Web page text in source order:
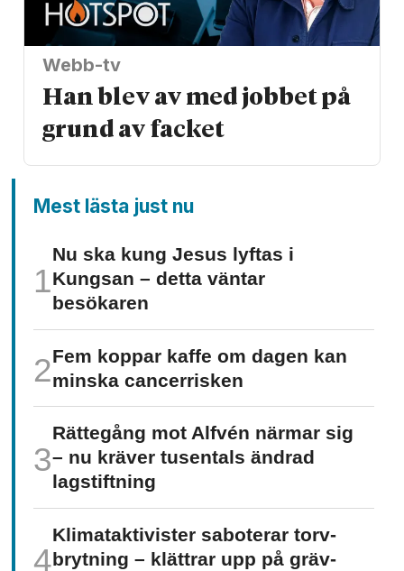
Webb-tv
Han blev av med jobbet på
grund av facket
Mest lästa just nu
Nu ska kung Jesus lyftas i
Kungsan – detta väntar
besökaren
Fem koppar kaffe om dagen kan
minska cancer­risken
Rättegång mot Alfvén närmar sig
– nu kräver tusentals ändrad
lagstiftning
Klimat­aktivister saboterar torv­
brytning – klättrar upp på gräv­